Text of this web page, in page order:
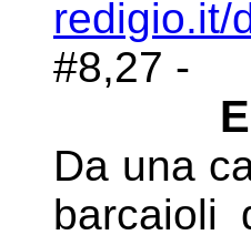
redigio.it/
#8,27 -
Da una
barcaioli